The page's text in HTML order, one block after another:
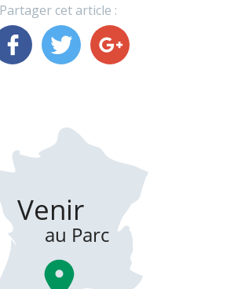
Partager cet article :